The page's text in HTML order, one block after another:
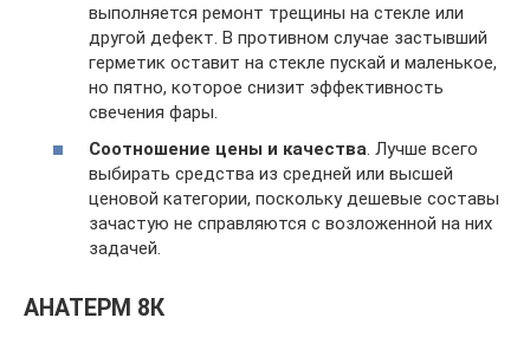
выполняется ремонт трещины на стекле или
другой дефект. В противном случае застывший
герметик оставит на стекле пускай и маленькое,
но пятно, которое снизит эффективность
свечения фары.
Соотношение цены и качества. Лучше всего
выбирать средства из средней или высшей
ценовой категории, поскольку дешевые составы
зачастую не справляются с возложенной на них
задачей.
АНАТЕРМ 8К